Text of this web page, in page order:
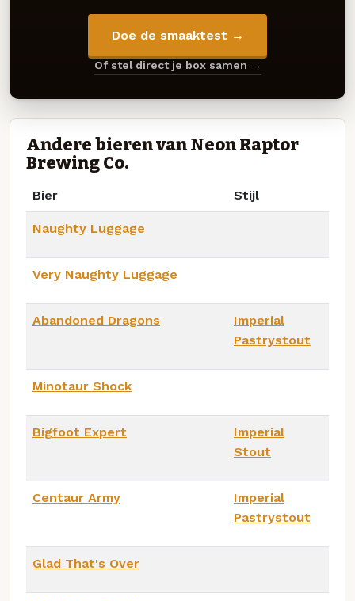
Doe de smaaktest →
Of stel direct je box samen →
Andere bieren van Neon Raptor
Brewing Co.
Bier Stijl
Naughty Luggage
Very Naughty Luggage
Abandoned Dragons
Imperial
Pastrystout
Minotaur Shock
Bigfoot Expert
Imperial
Stout
Centaur Army
Imperial
Pastrystout
Glad That's Over